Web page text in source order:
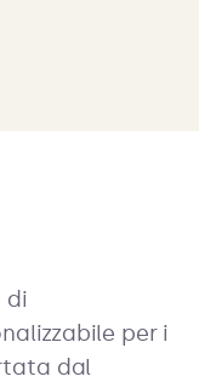
di
per i
dal